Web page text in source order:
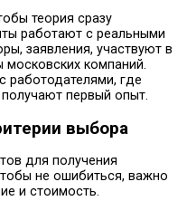
теория сразу
работают с реальными
заявления, участвуют в
московских компаний.
работодателями, где
первый опыт.
выбора
для получения
не ошибиться, важно
и стоимость.